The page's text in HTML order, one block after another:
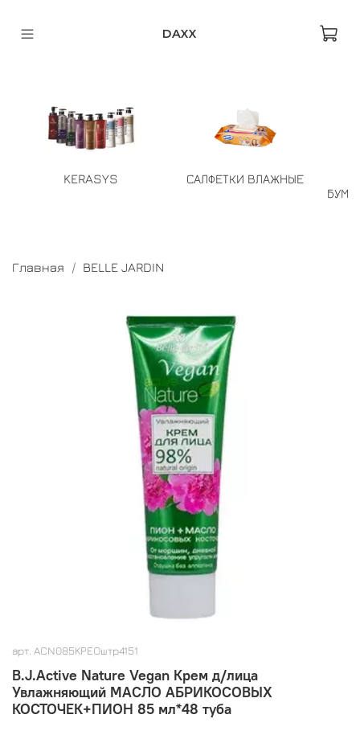
DAXX
KERASYS
САЛФЕТКИ ВЛАЖНЫЕ
Главная BELLE JARDIN
арт. ACN085KPEOштр4151
B.J.Active Nature Vegan Крем д/лица
Увлажняющий МАСЛО АБРИКОСОВЫХ
КОСТОЧЕК+ПИОН 85 мл*48 туба